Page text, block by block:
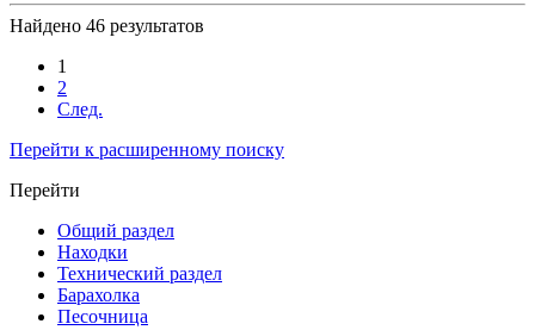
Найдено 46 результатов
1
2
След.
Перейти к расширенному поиску
Перейти
Общий раздел
Находки
Технический раздел
Барахолка
Песочница